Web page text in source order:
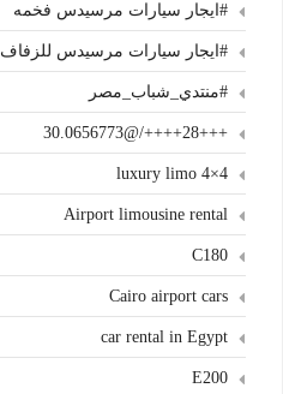
#ايجار سيارات مرسيدس فخمه
#ايجار سيارات مرسيدس للزفاف
#منتدي_شباب_مصر
+++28++++/@30.0656773
4×4 luxury limo
Airport limousine rental
C180
Cairo airport cars
car rental in Egypt
E200